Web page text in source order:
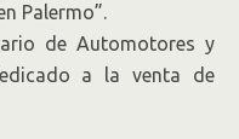
Palermo”.
de Automotores y
a la venta de